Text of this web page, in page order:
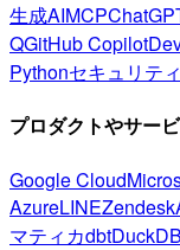
生成AIMCP
QGitHub Copilot
Pythonセキュリティ
プロダクトやサー
Google Cloud
AzureLINEZendesk
マティカdbtDuckDB